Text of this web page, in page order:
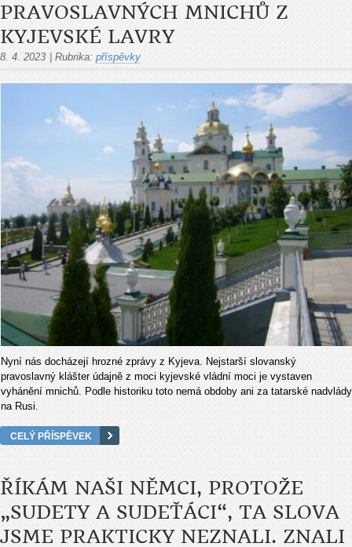
PRAVOSLAVNÝCH MNICHŮ Z
KYJEVSKÉ LAVRY
8. 4. 2023 | Rubrika: příspěvky
Nyní nás docházejí hrozné zprávy z Kyjeva. Nejstarší slovanský
pravoslavný klášter údajně z moci kyjevské vládní moci je vystaven
vyhánění mnichů. Podle historiku toto nemá obdoby ani za tatarské nadvlády
na Rusi.
CELÝ PŘÍSPĚVEK
ŘÍKÁM NAŠI NĚMCI, PROTOŽE
„SUDETY A SUDEŤÁCI“, TA SLOVA
JSME PRAKTICKY NEZNALI. ZNALI